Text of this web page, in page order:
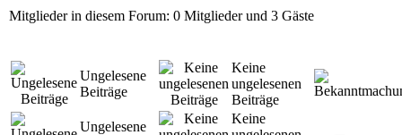
Mitglieder in diesem Forum: 0 Mitglieder und 3 Gäste
Ungelesene
Beiträge
Keine
ungelesenen
Beiträge
Ungelesene
Keine